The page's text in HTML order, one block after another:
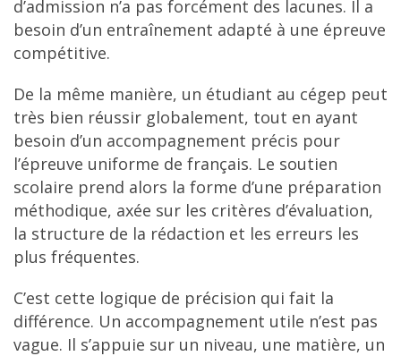
d’admission n’a pas forcément des lacunes. Il a
besoin d’un entraînement adapté à une épreuve
compétitive.
De la même manière, un étudiant au cégep peut
très bien réussir globalement, tout en ayant
besoin d’un accompagnement précis pour
l’épreuve uniforme de français. Le soutien
scolaire prend alors la forme d’une préparation
méthodique, axée sur les critères d’évaluation,
la structure de la rédaction et les erreurs les
plus fréquentes.
C’est cette logique de précision qui fait la
différence. Un accompagnement utile n’est pas
vague. Il s’appuie sur un niveau, une matière, un